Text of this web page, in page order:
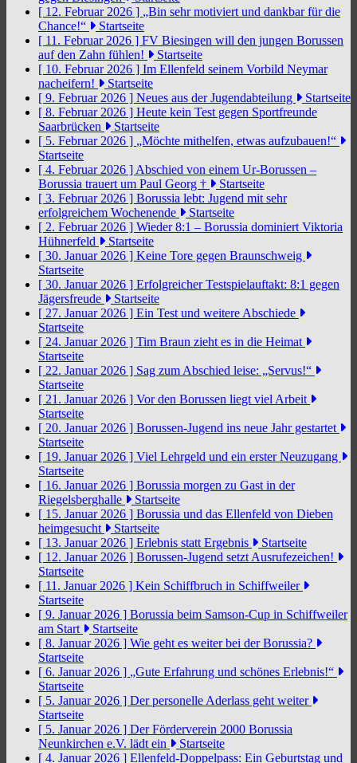
[ 12. Februar 2026 ] „Bin sehr motiviert und dankbar für die
Chance!“
Startseite
[ 11. Februar 2026 ] FV Biesingen will den jungen Borussen
auf den Zahn fühlen!
Startseite
[ 10. Februar 2026 ] Im Ellenfeld seinem Vorbild Neymar
nacheifern!
Startseite
[ 9. Februar 2026 ] Neues aus der Jugendabteilung
Startseite
[ 8. Februar 2026 ] Heute kein Test gegen Sportfreunde
Saarbrücken
Startseite
[ 5. Februar 2026 ] „Möchte mithelfen, etwas aufzubauen!“
Startseite
[ 4. Februar 2026 ] Abschied von einem Ur-Borussen –
Borussia trauert um Paul Georg †
Startseite
[ 3. Februar 2026 ] Borussia lebt: Jugend mit sehr
erfolgreichem Wochenende
Startseite
[ 2. Februar 2026 ] Wieder 8:1 – Borussia dominiert Viktoria
Hühnerfeld
Startseite
[ 30. Januar 2026 ] Keine Tore gegen Braunschweig
Startseite
[ 30. Januar 2026 ] Erfolgreicher Testspielauftakt: 8:1 gegen
Jägersfreude
Startseite
[ 27. Januar 2026 ] Ein Test und weitere Abschiede
Startseite
[ 24. Januar 2026 ] Tim Braun zieht es in die Heimat
Startseite
[ 22. Januar 2026 ] Sag zum Abschied leise: „Servus!“
Startseite
[ 21. Januar 2026 ] Vor den Borussen liegt viel Arbeit
Startseite
[ 20. Januar 2026 ] Borussen-Jugend ins neue Jahr gestartet
Startseite
[ 19. Januar 2026 ] Viel Lehrgeld und ein erster Neuzugang
Startseite
[ 16. Januar 2026 ] Borussia morgen zu Gast in der
Riegelsberghalle
Startseite
[ 15. Januar 2026 ] Borussia und das Ellenfeld von Dieben
heimgesucht
Startseite
[ 13. Januar 2026 ] Erlebnis statt Ergebnis
Startseite
[ 12. Januar 2026 ] Borussen-Jugend setzt Ausrufezeichen!
Startseite
[ 11. Januar 2026 ] Kein Schiffbruch in Schiffweiler
Startseite
[ 9. Januar 2026 ] Borussia beim Samson-Cup in Schiffweiler
am Start
Startseite
[ 8. Januar 2026 ] Wie geht es weiter bei der Borussia?
Startseite
[ 6. Januar 2026 ] „Gute Erfahrung und schönes Erlebnis!“
Startseite
[ 5. Januar 2026 ] Der personelle Aderlass geht weiter
Startseite
[ 5. Januar 2026 ] Der Förderverein 2000 Borussia
Neunkirchen e.V. lädt ein
Startseite
[ 4. Januar 2026 ] Ellenfeld-Doppelpass: Ein Geburtstag und